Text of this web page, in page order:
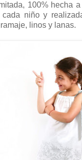
100% hecha
cada niño y
linos y lanas.